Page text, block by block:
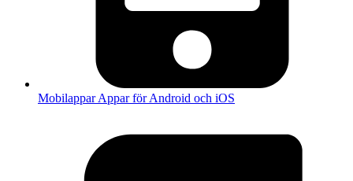
MobilapparAppar för Android och iOS